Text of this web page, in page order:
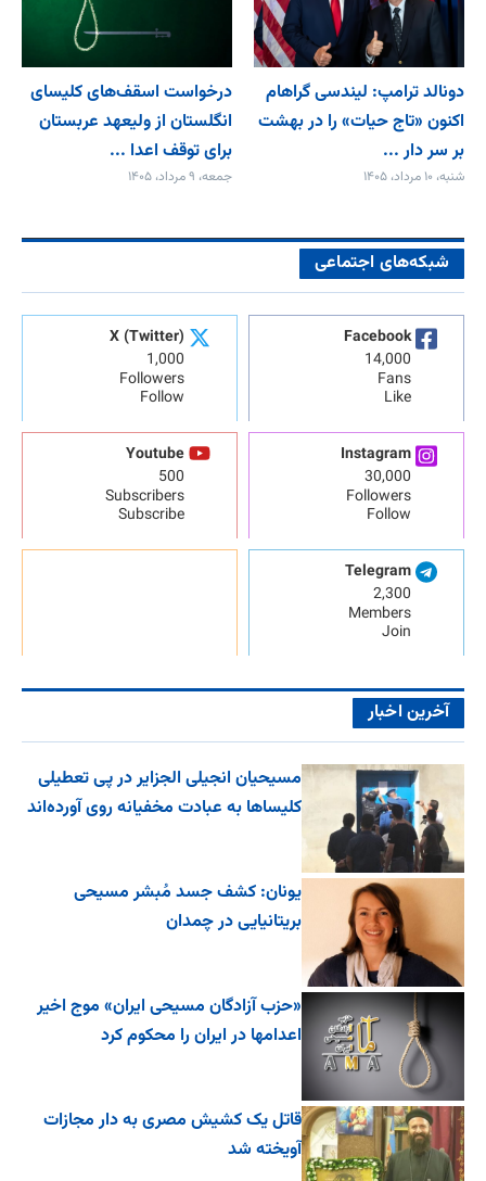
دونالد ترامپ: لیندسی گراهام
اکنون «تاج حیات» را در بهشت
بر سر دار ...
شنبه، ۱۰ مرداد، ۱۴۰۵
درخواست اسقف‌های کلیسای
انگلستان از ولیعهد عربستان
برای توقف اعدا ...
جمعه، ۹ مرداد، ۱۴۰۵
شبکه‌های اجتماعی
Facebook
14,000
Fans
Like
X (Twitter)
1,000
Followers
Follow
Instagram
30,000
Followers
Follow
Youtube
500
Subscribers
Subscribe
Telegram
2,300
Members
Join
آخرین اخبار
مسیحیان انجیلی الجزایر در پی تعطیلی
کلیساها به عبادت مخفیانه روی آورده‌اند
یونان: کشف جسد مُبشر مسیحی
بریتانیایی در چمدان
«حزب آزادگان مسیحی ایران» موج اخیر
اعدامها در ایران را محکوم کرد
قاتل یک کشیش مصری به دار مجازات
آویخته شد